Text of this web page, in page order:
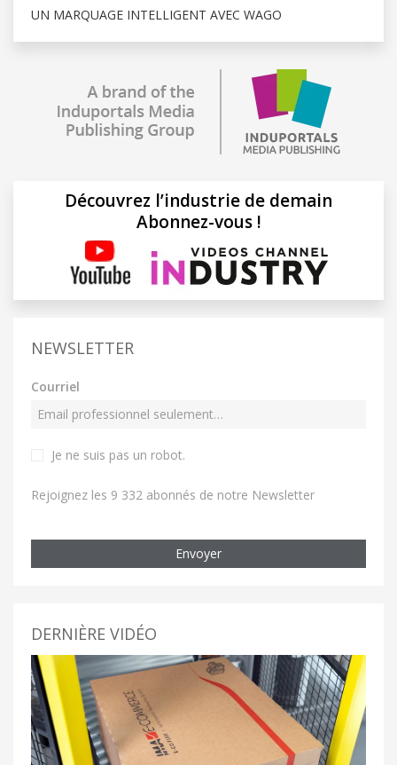
UN MARQUAGE INTELLIGENT AVEC WAGO
Découvrez l’industrie de demain
Abonnez-vous !
NEWSLETTER
Courriel
Je ne suis pas un robot.
Rejoignez les 9 332 abonnés de notre Newsletter
Envoyer
DERNIÈRE VIDÉO